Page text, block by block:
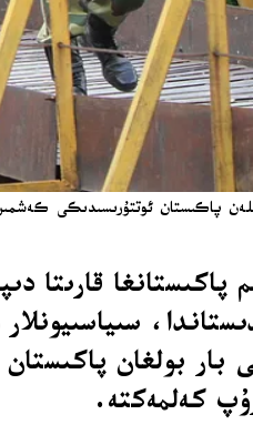
ھىندىستاندا،
250 مىليون نوپۇسى
كەلمەكتە.